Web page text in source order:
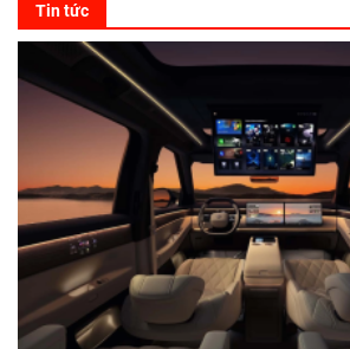
thống hỗ trợ
Tin tức